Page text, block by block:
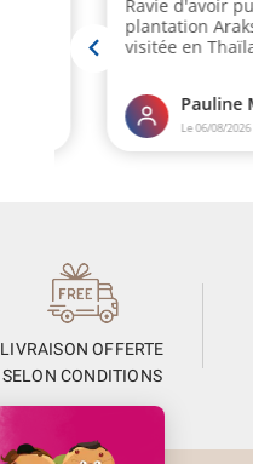
LIVRAISON OFFERTE
SELON CONDITIONS